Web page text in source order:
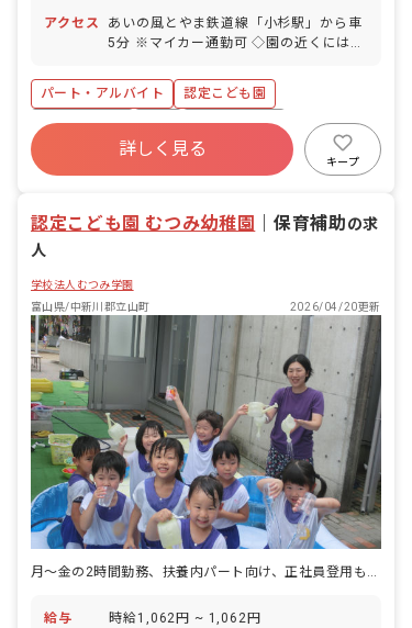
アクセス
あいの風とやま鉄道線「小杉駅」から車
5分 ※マイカー通勤可 ◇園の近くにはお
充実しています。
パート・アルバイト
認定こども園
社会保険完備
有給
昇給昇進あり
新卒も歓迎
詳しく見る
キープ
認定こども園 むつみ幼稚園 保育補助の求
人
学校法人むつみ学園
富山県/中新川郡立山町
2026/04/20更新
月～金の2時間勤務、扶養内パート向け、正社員登用もあり
給与 時給1,062円 ~ 1,062円